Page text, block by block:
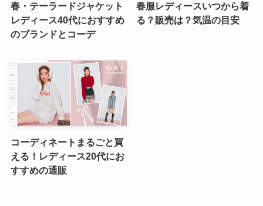
春・テーラードジャケット
レディース40代におすすめ
のブランドとコーデ
春服レディースいつから着
る？販売は？気温の目安
コーディネートまるごと買
える！レディース20代にお
すすめの通販